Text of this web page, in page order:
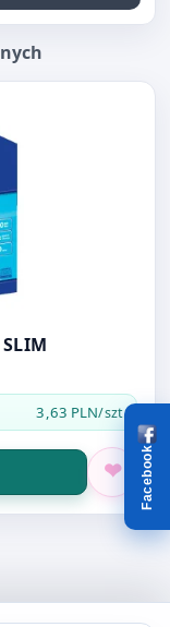
SLIM
SLIM
3,63 PLN/szt.
Facebook